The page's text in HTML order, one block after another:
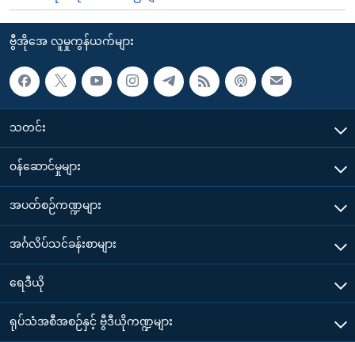
ဗွီအိုအေ လူမှုကွန်ယက်များ
သတင်း
၀န်ဆောင်မှုများ
အပတ်စဉ်ကဏ္ဍများ
အင်္ဂလိပ်သင်ခန်းစာများ
ရေဒီယို
ရုပ်သံအစီအစဉ်နှင့် ဗွီဒီယိုကဏ္ဍများ